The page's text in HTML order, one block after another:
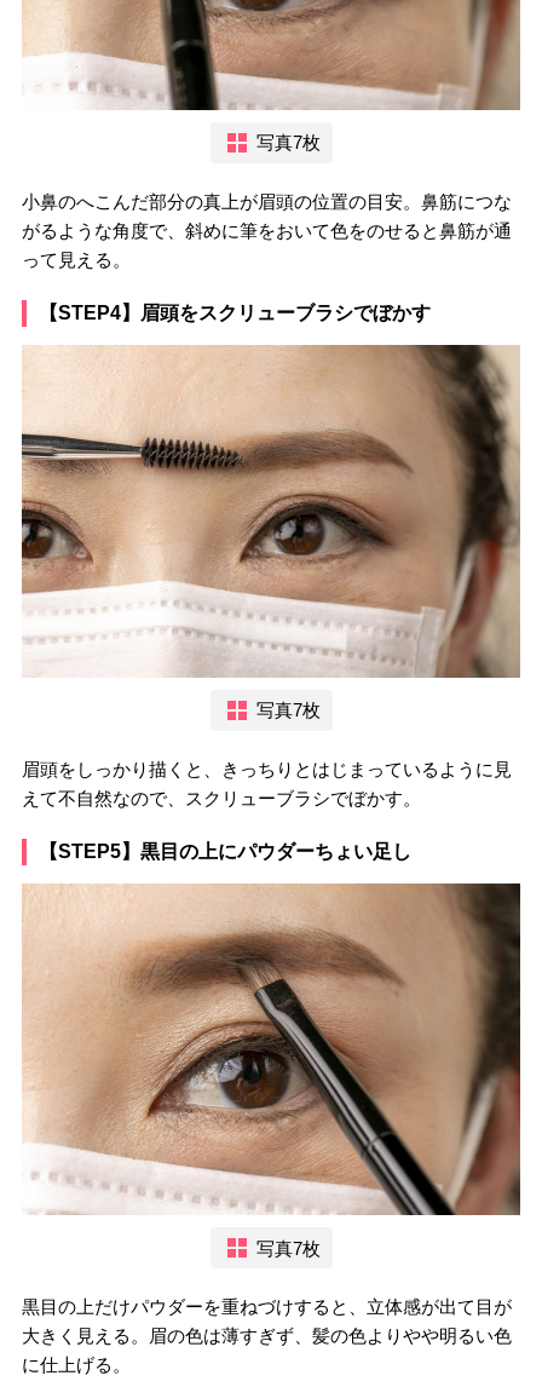
写真7枚
小鼻のへこんだ部分の真上が眉頭の位置の目安。鼻筋につな
がるような角度で、斜めに筆をおいて色をのせると鼻筋が通
って見える。
【STEP4】眉頭をスクリューブラシでぼかす
写真7枚
眉頭をしっかり描くと、きっちりとはじまっているように見
えて不自然なので、スクリューブラシでぼかす。
【STEP5】黒目の上にパウダーちょい足し
写真7枚
黒目の上だけパウダーを重ねづけすると、立体感が出て目が
大きく見える。眉の色は薄すぎず、髪の色よりやや明るい色
に仕上げる。